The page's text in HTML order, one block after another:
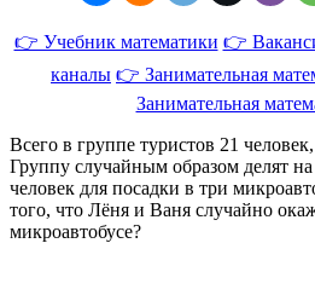
👉 Учебник математики 👉
каналы 👉 Занимательная
Занимательная
Всего в группе туристов 21
Группу случайным образом делят
человек для посадки в три
того, что Лёня и Ваня случайно
микроавтобусе?